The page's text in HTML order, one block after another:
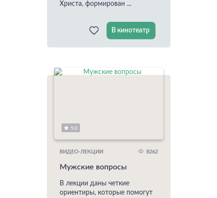
Христа, формирован ...
В кинотеатр
5.0
ВИДЕО-ЛЕКЦИИ 8262
Мужские вопросы
В лекции даны четкие
ориентиры, которые помогут